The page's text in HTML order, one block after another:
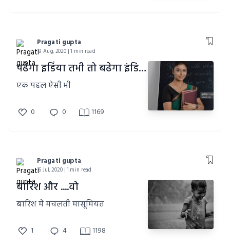
Pragati gupta
18 Aug, 2020 | 1 min read
पढेगा इडिंया तभी तो बढेगा इंडिया
एक पहल ऐसी भी
0 0 1169
Pragati gupta
16 Jul, 2020 | 1 min read
बारिश और ....वो
बारिश मे मचलती मासूमियत
1 4 1198